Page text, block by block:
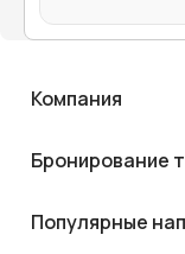
Компания
Бронирование
Популярные